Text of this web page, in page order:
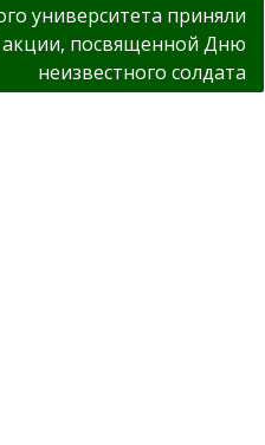
университета приняли
акции, посвященной Дню
неизвестного солдата